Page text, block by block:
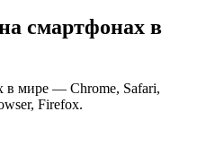
смартфонах в
в мире — Chrome, Safari,
Firefox.